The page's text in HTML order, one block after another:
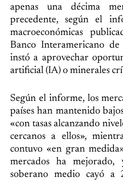
apenas una décima
precedente, según el
macroeconómicas
Banco Interamericano
instó a aprovechar
artificial (IA) o minerales
Según el informe, los
países han mantenido
«con tasas alcanzando
cercanos a ellos»,
contuvo «en gran
mercados ha
soberano medio cayó a